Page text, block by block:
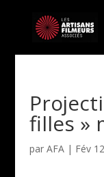
filles »
par AFA| Fév